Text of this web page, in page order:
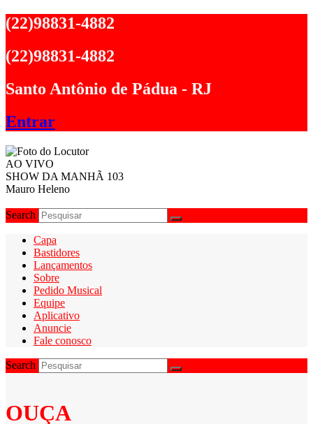
Ir
para
conteúdo
(22)98831-4882
(22)98831-4882
Santo Antônio de Pádua - RJ
Entrar
AO VIVO
SHOW DA MANHÃ 103
Mauro Heleno
Search
Capa
Bastidores
Lançamentos
Sobre
Pedido Musical
Equipe
Aplicativo
Anuncie
Fale conosco
Search
OUÇA